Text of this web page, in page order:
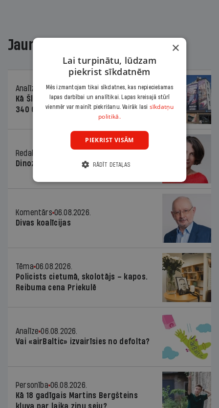
Jaunākajā žurnālā
Analīze
06.08.2026.
Kā Šlesera partija palika nesodīta par
340 000 vērtu reklāmas kampaņu
Redaktores sleja
Dinozaura triks
Komentārs 06.08.2026.
Divas koalīcijas
Tēma 06.08.2026.
Policists cietumā, skolotājs – kapos.
Reibuma cena Priekulē
Analīze 06.08.2026.
Vai «airBaltic» izvairīsies no defolta?
Personība 06.08.2026.
Kā 18 gadīgais Martins Bergšteins
kļuva par laika ziņu seju?
×
Lai turpinātu, lūdzam
piekrist sīkdatnēm
Mēs izmantojam tikai sīkdatnes, kas nepieciešamas
lapas darbībai un analītikai. Lapas kreisajā stūrī
vienmēr var mainīt piekrišanu. Vairāk lasi sīkdatņu
politikā.
PIEKRIST VISĀM
RĀDĪT DETAĻAS